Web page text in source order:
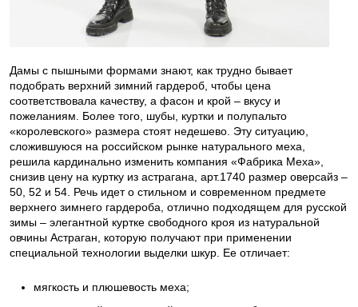
Дамы с пышными формами знают, как трудно бывает
подобрать верхний зимний гардероб, чтобы цена
соответствовала качеству, а фасон и крой – вкусу и
пожеланиям. Более того, шубы, куртки и полупальто
«королевского» размера стоят недешево. Эту ситуацию,
сложившуюся на российском рынке натурального меха,
решила кардинально изменить компания «Фабрика Меха»,
снизив цену на куртку из астрагана, арт.1740 размер оверсайз –
50, 52 и 54. Речь идет о стильном и современном предмете
верхнего зимнего гардероба, отлично подходящем для русской
зимы – элегантной куртке свободного кроя из натуральной
овчины Астраган, которую получают при применении
специальной технологии выделки шкур. Ее отличает:
мягкость и плюшевость меха;